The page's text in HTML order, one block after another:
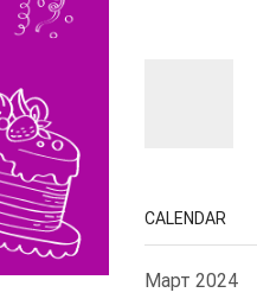
CALENDAR
Март 2024